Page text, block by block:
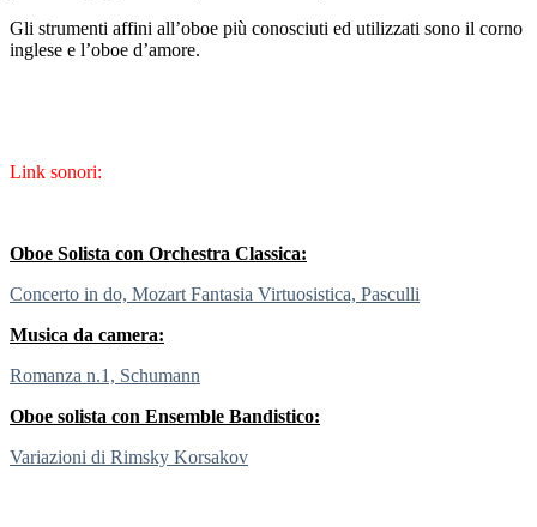
Gli strumenti affini all’oboe più conosciuti ed utilizzati sono il corno
inglese e l’oboe d’amore.
Link sonori:
Oboe Solista con Orchestra Classica:
Concerto in do, Mozart Fantasia Virtuosistica, Pasculli
Musica da camera:
Romanza n.1, Schumann
Oboe solista con Ensemble Bandistico:
Variazioni di Rimsky Korsakov